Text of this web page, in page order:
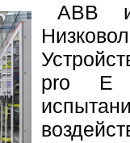
ABB
pro E